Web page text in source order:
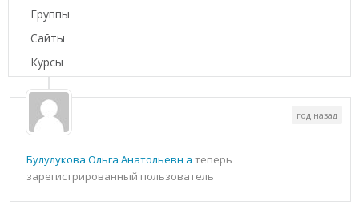
Группы
Сайты
Курсы
Булулукова Ольга Анатольевн а теперь
зарегистрированный пользователь
год назад